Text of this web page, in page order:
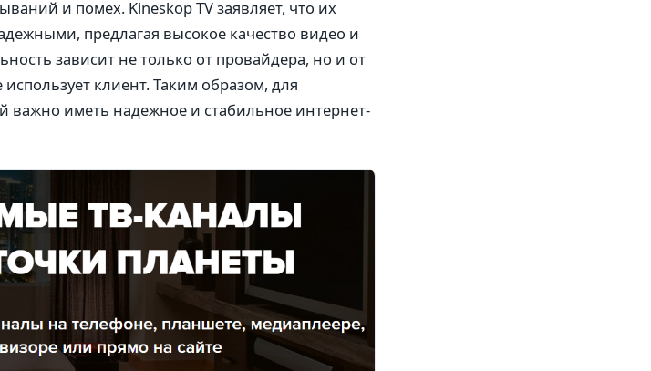
и помех. Kineskop TV заявляет, что их
предлагая высокое качество видео и
зависит не только от провайдера, но и от
клиент. Таким образом, для
важно иметь надежное и стабильное интернет-